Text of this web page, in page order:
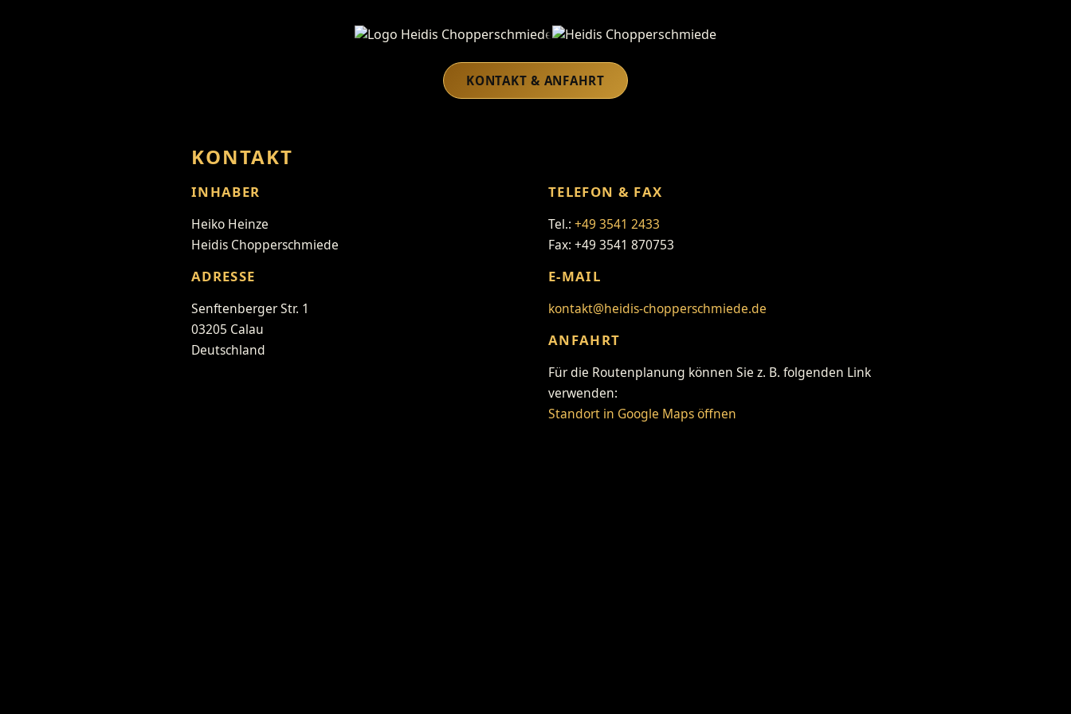
Heidis Chopperschmiede
KONTAKT & ANFAHRT
KONTAKT
INHABER
Heiko Heinze
Heidis Chopperschmiede
ADRESSE
Senftenberger Str. 1
03205 Calau
Deutschland
TELEFON & FAX
Tel.: +49 3541 2433
Fax: +49 3541 870753
E-MAIL
kontakt@heidis-chopperschmiede.de
ANFAHRT
Für die Routenplanung können Sie z. B. folgenden Link
verwenden:
Standort in Google Maps öffnen